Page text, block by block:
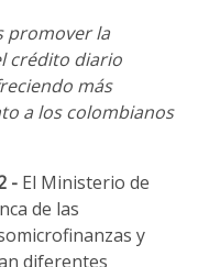
promover la
crédito diario
más
a los colombianos
- El Ministerio de
de las
y
diferentes